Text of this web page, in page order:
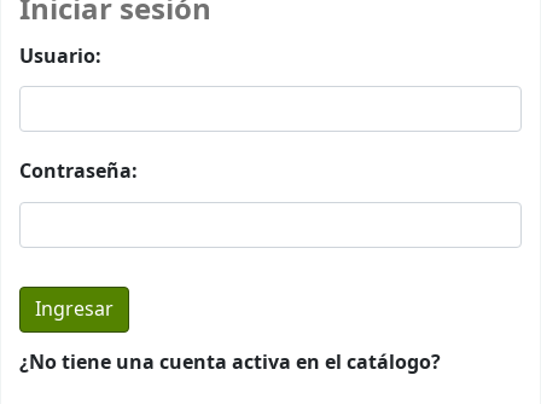
Iniciar sesión
Usuario:
Contraseña:
¿No tiene una cuenta activa en el catálogo?